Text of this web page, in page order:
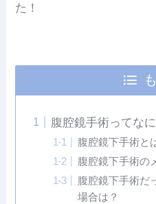
た！
腹腔鏡手術ってなに
腹腔鏡下手術と
腹腔鏡下手術の
腹腔鏡下手術だ
場合は？